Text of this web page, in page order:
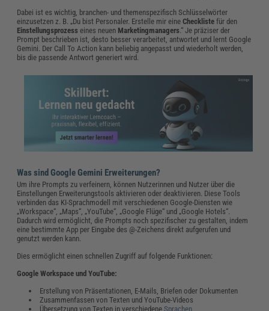
Dabei ist es wichtig, branchen- und themenspezifisch Schlüsselwörter
einzusetzen z. B. „Du bist Personaler. Erstelle mir eineCheckliste für den
Einstellungsprozess eines neuen Marketingmanagers .“ Je präziser der
Prompt beschrieben ist, desto besser verarbeitet, antwortet und lernt Google
Gemini. Der Call To Action kann beliebig angepasst und wiederholt werden,
bis die passende Antwort generiert wird.
Was sind Google Gemini Erweiterungen?
Um ihre Prompts zu verfeinern, können Nutzerinnen und Nutzer über die
Einstellungen Erweiterungstools aktivieren oder deaktivieren. Diese Tools
verbinden das KI-Sprachmodell mit verschiedenen Google-Diensten wie
„Workspace“, „Maps“, „YouTube“, „Google Flüge“ und „Google Hotels“.
Dadurch wird ermöglicht, die Prompts noch spezifischer zu gestalten, indem
eine bestimmte App per Eingabe des @-Zeichens direkt aufgerufen und
genutzt werden kann.
Dies ermöglicht einen schnellen Zugriff auf folgende Funktionen:
Google Workspace und YouTube:
Erstellung von Präsentationen, E-Mails, Briefen oder Dokumenten
Zusammenfassen von Texten und YouTube-Videos
Übersetzung von Texten in verschiedene Sprachen